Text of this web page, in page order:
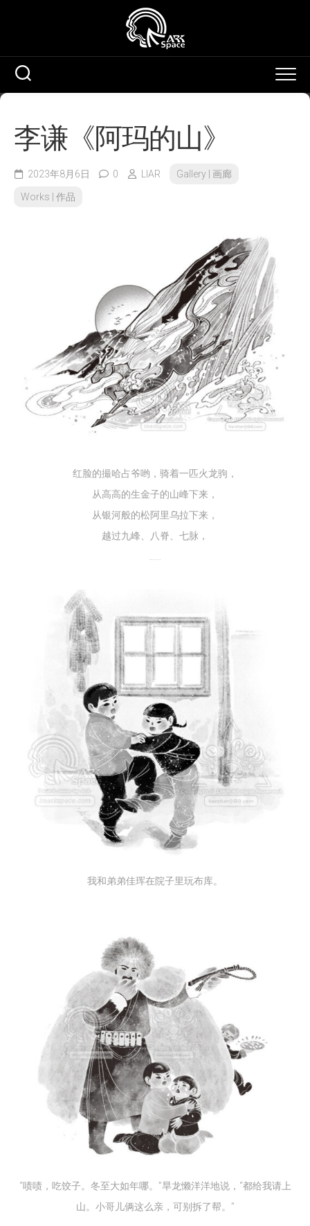
李谦《阿玛的山》
2023年8月6日 0 LIAR Gallery | 画廊
Works | 作品
红脸的撮哈占爷哟，骑着一匹火龙驹，
从高高的生金子的山峰下来，
从银河般的松阿里乌拉下来，
越过九峰、八脊、七脉，
我和弟弟佳珲在院子里玩布库。
“啧啧，吃饺子。冬至大如年哪。”旱龙懒洋洋地说，“都给我请上
山。小哥儿俩这么亲，可别拆了帮。”